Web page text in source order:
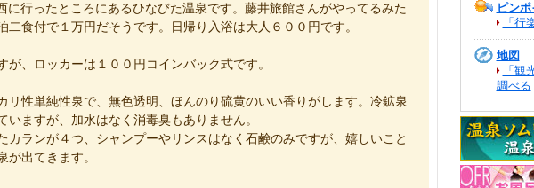
に行ったところにあるひなびた温泉です。藤井旅館さんがやってるみた
二食付で１万円だそうです。日帰り入浴は大人６００円です。
が、ロッカーは１００円コインバック式です。
リ性単純性泉で、無色透明、ほんのり硫黄のいい香りがします。冷鉱泉
いますが、加水はなく消毒臭もありません。
カランが４つ、シャンプーやリンスはなく石鹸のみですが、嬉しいこと
が出てきます。
ピン
「行
地図
「観
調べる